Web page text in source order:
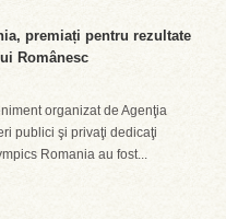
premiați pentru rezultate
Românesc
organizat de Agenţia
publici şi privaţi dedicaţi
Romania au fost...